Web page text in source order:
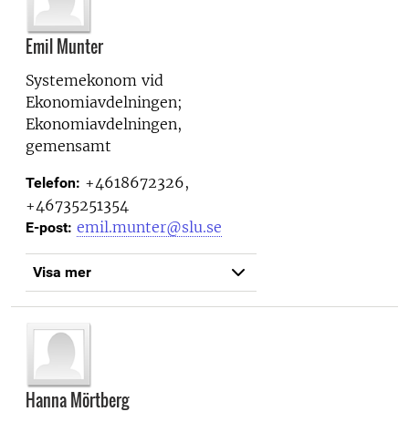
Emil Munter
Systemekonom vid
Ekonomiavdelningen;
Ekonomiavdelningen,
gemensamt
Telefon: +4618672326,
+46735251354
E-post: emil.munter@slu.se
Visa mer
Hanna Mörtberg